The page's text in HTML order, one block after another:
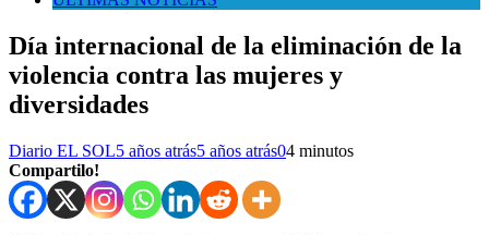
Día internacional de la eliminación de la
violencia contra las mujeres y
diversidades
Diario EL SOL5 años atrás5 años atrás04 minutos
Compartilo!